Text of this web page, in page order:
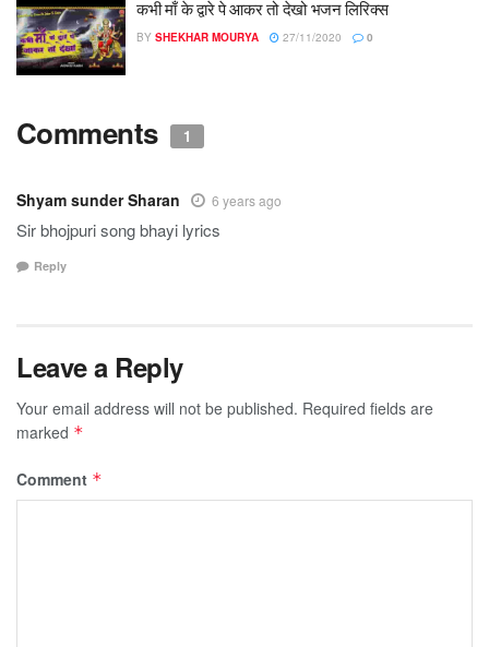
कभी माँ के द्वारे पे आकर तो देखो भजन लिरिक्स
BY SHEKHAR MOURYA 27/11/2020 0
Comments 1
Shyam sunder Sharan 6 years ago
Sir bhojpuri song bhayi lyrics
Reply
Leave a Reply
Your email address will not be published. Required fields are
marked *
Comment *